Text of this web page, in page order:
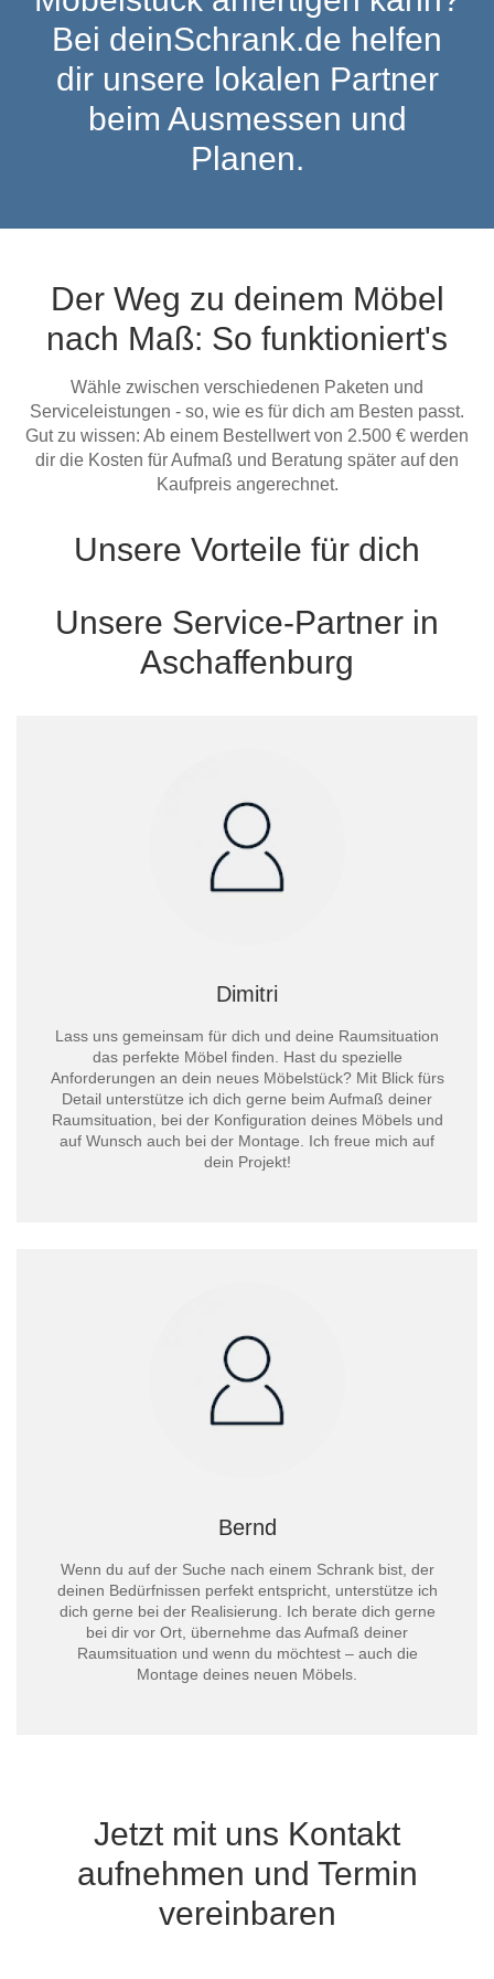
Bei deinSchrank.de helfen
dir unsere lokalen Partner
beim Ausmessen und
Planen.
Der Weg zu deinem Möbel
nach Maß: So funktioniert's
Wähle zwischen verschiedenen Paketen und
Serviceleistungen - so, wie es für dich am Besten passt.
Gut zu wissen: Ab einem Bestellwert von 2.500 € werden
dir die Kosten für Aufmaß und Beratung später auf den
Kaufpreis angerechnet.
Unsere Vorteile für dich
Unsere Service-Partner in
Aschaffenburg
Dimitri
Lass uns gemeinsam für dich und deine Raumsituation
das perfekte Möbel finden. Hast du spezielle
Anforderungen an dein neues Möbelstück? Mit Blick fürs
Detail unterstütze ich dich gerne beim Aufmaß deiner
Raumsituation, bei der Konfiguration deines Möbels und
auf Wunsch auch bei der Montage. Ich freue mich auf
dein Projekt!
Bernd
Wenn du auf der Suche nach einem Schrank bist, der
deinen Bedürfnissen perfekt entspricht, unterstütze ich
dich gerne bei der Realisierung. Ich berate dich gerne
bei dir vor Ort, übernehme das Aufmaß deiner
Raumsituation und wenn du möchtest – auch die
Montage deines neuen Möbels.
Jetzt mit uns Kontakt
aufnehmen und Termin
vereinbaren
Vitrinen
Wandboards